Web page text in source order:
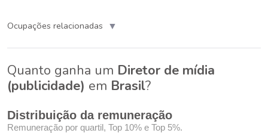
Ocupações relacionadas ▼
Quanto ganha um Diretor de mídia
(publicidade) em Brasil?
Distribuição da remuneração
Remuneração por quartil, Top 10% e Top 5%.